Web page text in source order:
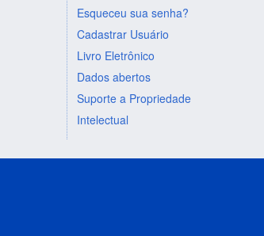
Esqueceu sua senha?
Cadastrar Usuário
Livro Eletrônico
Dados abertos
Suporte a Propriedade
Intelectual